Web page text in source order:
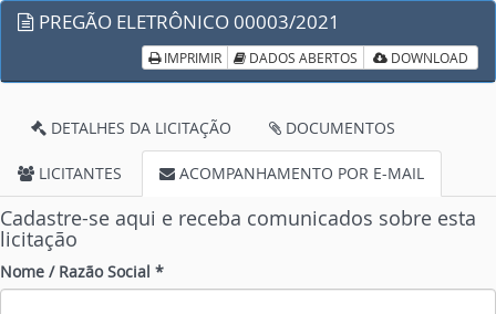
PREGÃO ELETRÔNICO 00003/2021
IMPRIMIR DADOS ABERTOS DOWNLOAD
DETALHES DA LICITAÇÃO DOCUMENTOS
LICITANTES ACOMPANHAMENTO POR E-MAIL
Cadastre-se aqui e receba comunicados sobre esta
licitação
Nome / Razão Social *